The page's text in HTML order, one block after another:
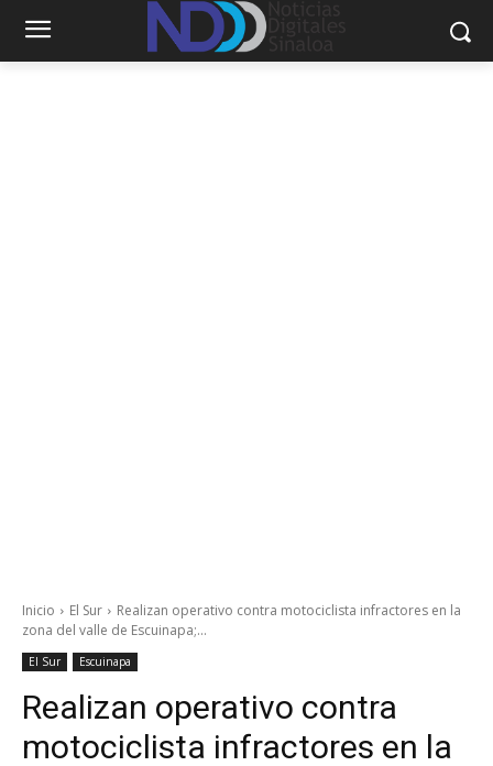
Inicio El Sur
Realizan operativo contra motociclista infractores en la
zona del valle de Escuinapa;...
El Sur Escuinapa
Realizan operativo contra
motociclista infractores en la